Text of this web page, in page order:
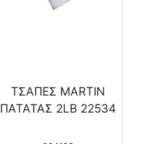
ΤΣΑΠΕΣ MARTIN
ΠΑΤΑΤΑΣ 2LB 22534